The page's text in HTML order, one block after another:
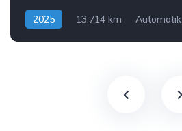
2025 13.714 km Automatik